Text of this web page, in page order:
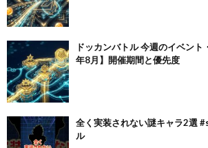
ドッカンバトル 今週のイベン
年8月】開催期間と優先度
全く実装されない謎キャラ2選
ル